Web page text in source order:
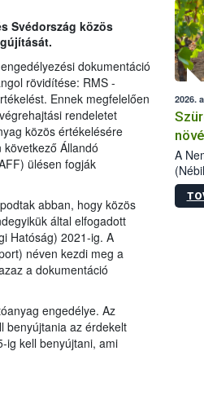
Svédország közös
dokumentáció
rövidítése: RMS -
Ennek megfelelően
rendeletet
közös értékelésére
Állandó
ülésen fogják
abban, hogy közös
által elfogadott
Hatóság) 2021-ig. A
néven kezdi meg a
a dokumentáció
engedélye. Az
benyújtania az érdekelt
ig kell benyújtani, ami
2026.
A